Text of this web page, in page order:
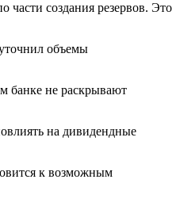
части создания резервов. Это
объемы
банке не раскрывают
на дивидендные
к возможным